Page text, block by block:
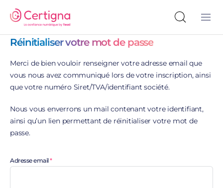
Réinitialiser votre mot de passe
Merci de bien vouloir renseigner votre adresse email que
vous nous avez communiqué lors de votre inscription, ainsi
que votre numéro Siret/TVA/identifiant société.
Nous vous enverrons un mail contenant votre identifiant,
ainsi qu’un lien permettant de réinitialiser votre mot de
passe.
Adresse email